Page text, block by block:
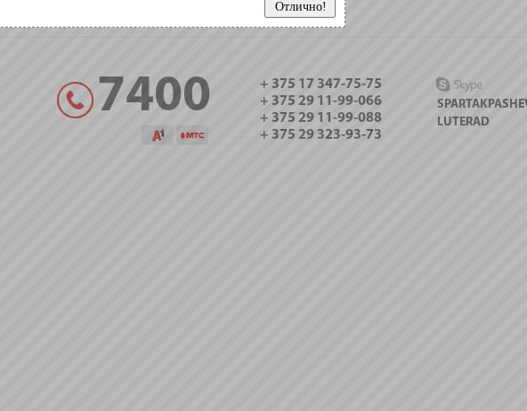
7400
+ 375 17 347-75-75
+ 375 29 11-99-066
+ 375 29 11-99-088
+ 375 29 323-93-73
LUTERAD